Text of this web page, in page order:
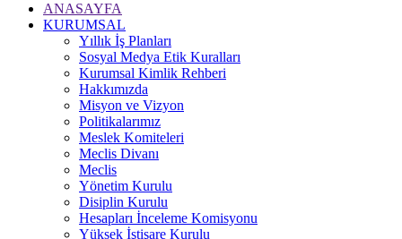
ANASAYFA
KURUMSAL
Yıllık İş Planları
Sosyal Medya Etik Kuralları
Kurumsal Kimlik Rehberi
Hakkımızda
Misyon ve Vizyon
Politikalarımız
Meslek Komiteleri
Meclis Divanı
Meclis
Yönetim Kurulu
Disiplin Kurulu
Hesapları İnceleme Komisyonu
Yüksek İştişare Kurulu